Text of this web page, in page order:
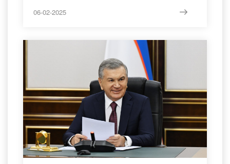
06-02-2025